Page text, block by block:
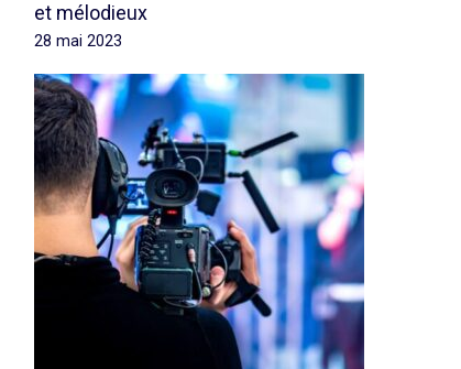
et mélodieux
28 mai 2023